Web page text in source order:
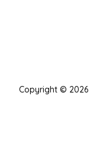
Copyright © 2026